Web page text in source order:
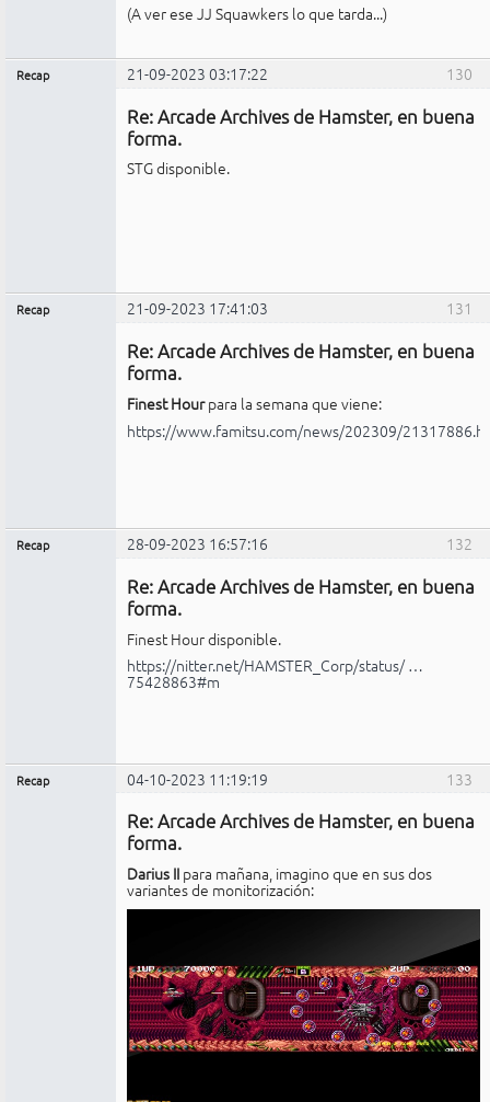
(A ver ese JJ Squawkers lo que tarda...)
130
Recap 21-09-2023 03:17:22
Re: Arcade Archives de Hamster, en buena
forma.
STG disponible.
131
Recap 21-09-2023 17:41:03
Re: Arcade Archives de Hamster, en buena
forma.
Finest Hourpara la semana que viene:
https://www.famitsu.com/news/202309/
132
Recap 28-09-2023 16:57:16
Re: Arcade Archives de Hamster, en buena
forma.
Finest Hour disponible.
https://nitter.net/HAMSTER_Corp/status/ …
75428863#m
133
Recap 04-10-2023 11:19:19
Re: Arcade Archives de Hamster, en buena
forma.
Darius II para mañana, imagino que en sus dos
variantes de monitorización: